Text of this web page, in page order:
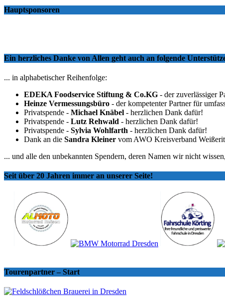
Hauptsponsoren
Ein herzliches Danke von Allen geht auch an folgende
... in alphabetischer Reihenfolge:
EDEKA Foodservice Stiftung & Co.KG - der zuverlässiger
Heinze Vermessungsbüro - der kompetenter Partner für
Privatspende - Michael Knäbel - herzlichen Dank dafür!
Privatspende - Lutz Rehwald - herzlichen Dank dafür!
Privatspende - Sylvia Wohlfarth - herzlichen Dank dafür!
Dank an die Sandra Kleiner vom AWO Kreisverband
... und alle den unbekannten Spendern, deren Namen wir nicht
Seit über 20 Jahren immer an unserer Seite!
Tourenpartner – Start